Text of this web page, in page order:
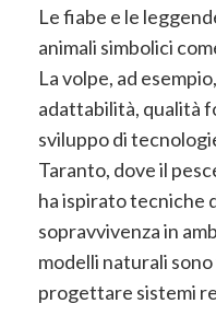
Le fiabe e le
animali simbolici
La volpe, ad
adattabilità, qualità
sviluppo di
Taranto, dove il
ha ispirato tecniche
sopravvivenza in
modelli naturali
progettare sistemi